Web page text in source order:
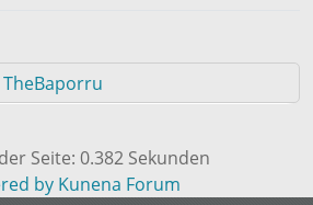
Seite: 0.382 Sekunden
by Kunena Forum